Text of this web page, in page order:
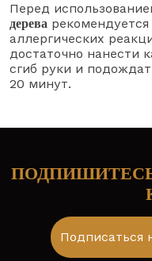
Перед
дерева
аллергических
достаточно нанести
сгиб руки и
20 минут.
Подписаться